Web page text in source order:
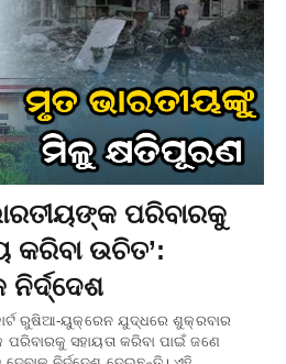
ପରିବାରକୁ
କରିବା ଉଚିତ’:
ରୁଷିଆ-ୟୁକ୍ରେନ ଯୁଦ୍ଧରେ ଶୁକ୍ରବାର
ସହାୟତା କରିବା ପାଇଁ ଜଣେ